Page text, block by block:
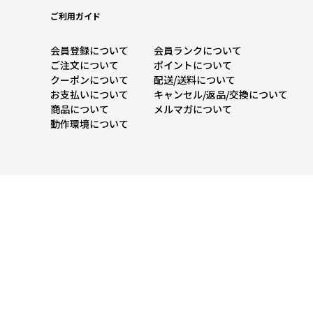
ご利用ガイド
会員登録について
会員ランクについて
ご注文について
ポイントについて
クーポンについて
配送/送料について
お支払いについて
キャンセル/返品/交換について
商品について
メルマガについて
動作環境について